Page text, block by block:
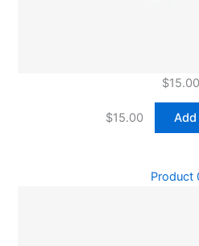
$15.00
$15.00
Product